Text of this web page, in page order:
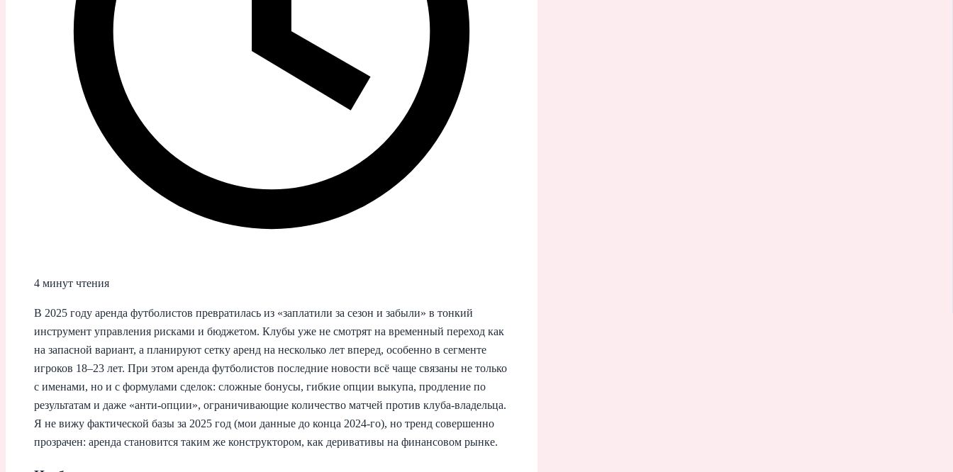
4 минут чтения
В 2025 году аренда футболистов превратилась из «заплатили за сезон и забыли» в тонкий
инструмент управления рисками и бюджетом. Клубы уже не смотрят на временный переход как
на запасной вариант, а планируют сетку аренд на несколько лет вперед, особенно в сегменте
игроков 18–23 лет. При этом аренда футболистов последние новости всё чаще связаны не только
с именами, но и с формулами сделок: сложные бонусы, гибкие опции выкупа, продление по
результатам и даже «анти-опции», ограничивающие количество матчей против клуба-владельца.
Я не вижу фактической базы за 2025 год (мои данные до конца 2024-го), но тренд совершенно
прозрачен: аренда становится таким же конструктором, как деривативы на финансовом рынке.